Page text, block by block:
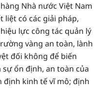
Nhà nước Việt Nam
liệt có các giải pháp,
lực công tác quản lý
vàng an toàn, lành
đối không để biến
ổn định, an toàn của
kinh tế vĩ mô; định